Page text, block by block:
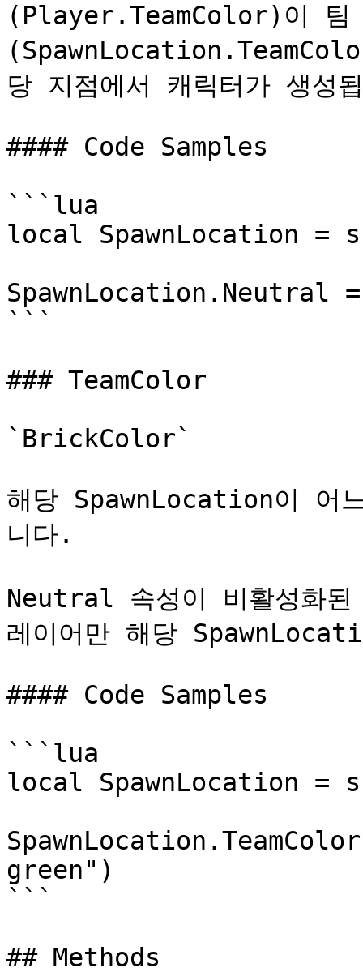
(Player.TeamColor)이 팀
당 지점에서 캐릭터가 생성
#### Code Samples
```lua
local SpawnLocation =
SpawnLocation.Neutral
```
### TeamColor
`BrickColor`
해당 SpawnLocation이 어
니다.
Neutral 속성이 비활성화
레이어만 해당
#### Code Samples
```lua
local SpawnLocation =
green")
```
## Methods